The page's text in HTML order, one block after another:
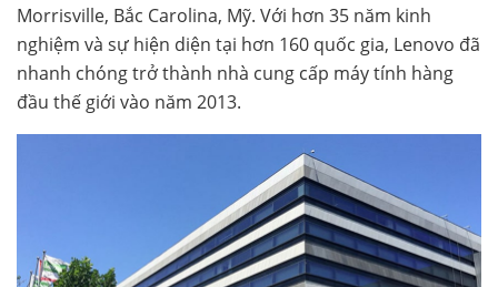
Morrisville, Bắc Carolina, Mỹ. Với hơn 35 năm kinh
nghiệm và sự hiện diện tại hơn 160 quốc gia, Lenovo đã
nhanh chóng trở thành nhà cung cấp máy tính hàng
đầu thế giới vào năm 2013.